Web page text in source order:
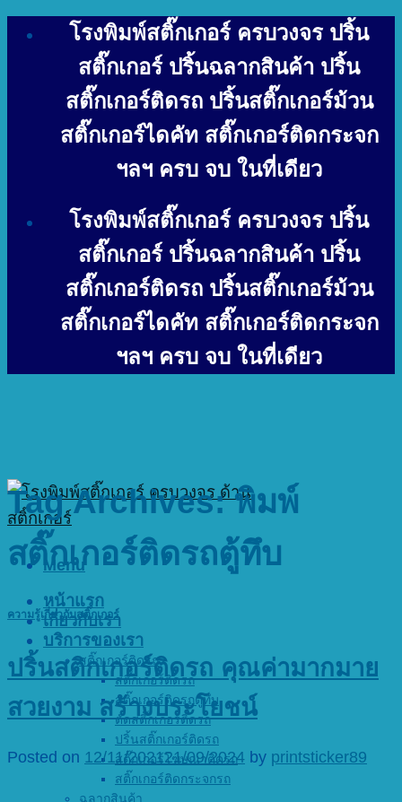
โรงพิมพ์สติ๊กเกอร์ ครบวงจร ปริ้น
สติ๊กเกอร์ ปริ้นฉลากสินค้า ปริ้น
สติ๊กเกอร์ติดรถ ปริ้นสติ๊กเกอร์ม้วน
สติ๊กเกอร์ไดคัท สติ๊กเกอร์ติดกระจก
ฯลฯ ครบ จบ ในที่เดียว
โรงพิมพ์สติ๊กเกอร์ ครบวงจร ปริ้น
สติ๊กเกอร์ ปริ้นฉลากสินค้า ปริ้น
สติ๊กเกอร์ติดรถ ปริ้นสติ๊กเกอร์ม้วน
สติ๊กเกอร์ไดคัท สติ๊กเกอร์ติดกระจก
ฯลฯ ครบ จบ ในที่เดียว
Menu
หน้าแรก
เกี่ยวกับเรา
บริการของเรา
สติ๊กเกอร์ติดรถ
สติ๊กเกอร์ติดรถ
สติ๊กเกอร์ติดรถตู้ทึบ
ตัดสติ๊กเกอร์ติดรถ
ปริ้นสติ๊กเกอร์ติดรถ
สติ๊กเกอร์โฆษณาติดรถ
สติ๊กเกอร์ติดกระจกรถ
ฉลากสินค้า
Tag Archives:พิมพ์
สติ๊กเกอร์ติดรถตู้ทึบ
ความรู้เกี่ยวกับสติ๊กเกอร์
ปริ้นสติกเกอร์ติดรถ คุณค่ามากมาย
สวยงาม สร้างประโยชน์
Posted on 12/11/202121/09/2024 by printsticker89